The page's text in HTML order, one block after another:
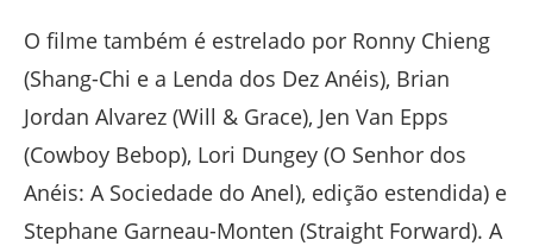
O filme também é estrelado por Ronny Chieng
(Shang-Chi e a Lenda dos Dez Anéis), Brian
Jordan Alvarez (Will & Grace), Jen Van Epps
(Cowboy Bebop), Lori Dungey (O Senhor dos
Anéis: A Sociedade do Anel), edição estendida) e
Stephane Garneau-Monten (Straight Forward). A